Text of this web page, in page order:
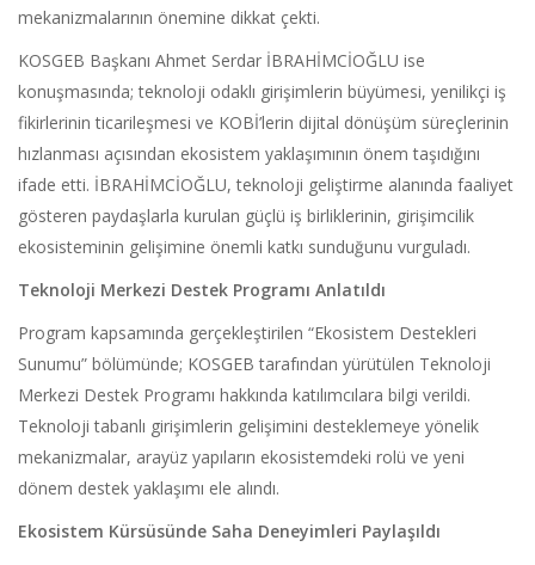
mekanizmalarının önemine dikkat çekti.
KOSGEB Başkanı Ahmet Serdar İBRAHİMCİOĞLU ise
konuşmasında; teknoloji odaklı girişimlerin büyümesi, yenilikçi iş
fikirlerinin ticarileşmesi ve KOBİ’lerin dijital dönüşüm süreçlerinin
hızlanması açısından ekosistem yaklaşımının önem taşıdığını
ifade etti. İBRAHİMCİOĞLU, teknoloji geliştirme alanında faaliyet
gösteren paydaşlarla kurulan güçlü iş birliklerinin, girişimcilik
ekosisteminin gelişimine önemli katkı sunduğunu vurguladı.
Teknoloji Merkezi Destek Programı Anlatıldı
Program kapsamında gerçekleştirilen “Ekosistem Destekleri
Sunumu” bölümünde; KOSGEB tarafından yürütülen Teknoloji
Merkezi Destek Programı hakkında katılımcılara bilgi verildi.
Teknoloji tabanlı girişimlerin gelişimini desteklemeye yönelik
mekanizmalar, arayüz yapıların ekosistemdeki rolü ve yeni
dönem destek yaklaşımı ele alındı.
Ekosistem Kürsüsünde Saha Deneyimleri Paylaşıldı